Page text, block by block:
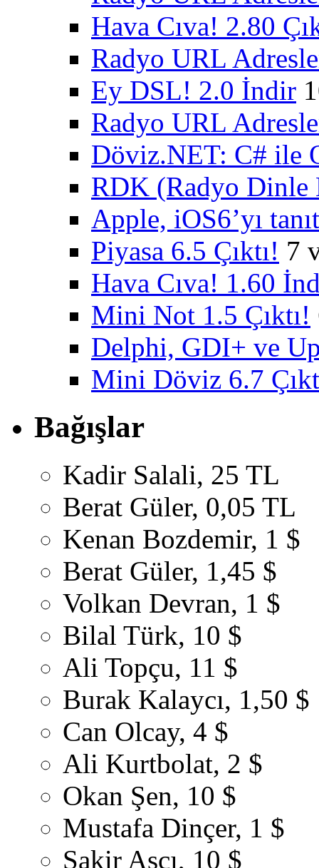
Hava Cıva! 2.80
Radyo URL
Ey DSL! 2.0 İndir
Radyo URL
Döviz.NET: C# ile
RDK (Radyo Dinle
Apple, iOS6’yı
Piyasa 6.5 Çıktı! 7
Hava Cıva! 1.60
Mini Not 1.5 Çıktı!
Delphi, GDI+ ve
Mini Döviz 6.7
Bağışlar
Kadir Salali, 25 TL
Berat Güler, 0,05 TL
Kenan Bozdemir, 1 $
Berat Güler, 1,45 $
Volkan Devran, 1 $
Bilal Türk, 10 $
Ali Topçu, 11 $
Burak Kalaycı, 1,50 $
Can Olcay, 4 $
Ali Kurtbolat, 2 $
Okan Şen, 10 $
Mustafa Dinçer, 1 $
Şakir Aşçı, 10 $